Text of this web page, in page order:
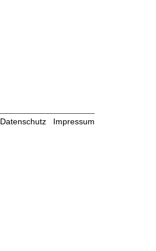
Datenschutz Impressum